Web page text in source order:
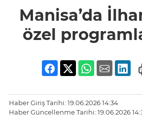
Şeşen özel
programla
anıldı
Manisa’da
özel
Haber Giriş Tarihi: 19.06.2026 14:34
Haber Güncellenme Tarihi: 19.06.2026